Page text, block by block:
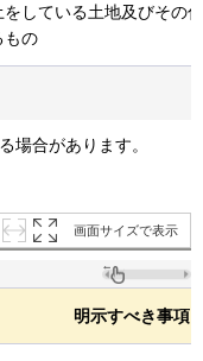
している土地及びその
もの
場合があります。
画面サイズで表示
明示すべき事項